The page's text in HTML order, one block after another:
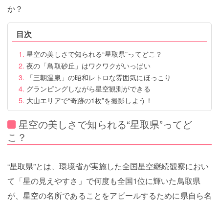
か？
目次
星空の美しさで知られる“星取県”ってどこ？
夜の「鳥取砂丘」はワクワクがいっぱい
「三朝温泉」の昭和レトロな雰囲気にほっこり
グランピングしながら星空観測ができる
大山エリアで“奇跡の1枚”を撮影しよう！
星空の美しさで知られる“星取県”ってど
こ？
“星取県”とは、環境省が実施した全国星空継続観察におい
て「星の見えやすさ」で何度も全国1位に輝いた鳥取県
が、星空の名所であることをアピールするために県自ら名